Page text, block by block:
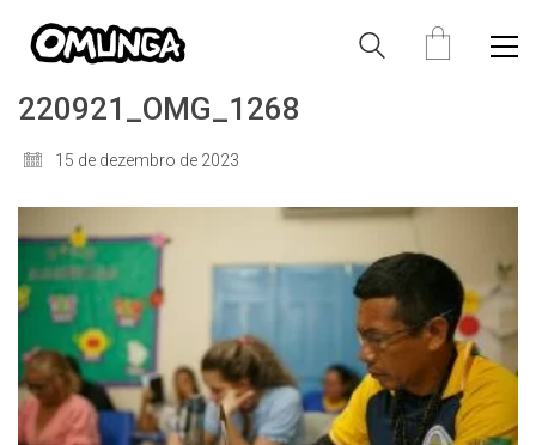
220921_OMG_1268
15 de dezembro de 2023